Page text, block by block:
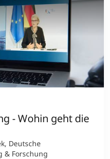
- Wohin geht die
Deutsche
& Forschung